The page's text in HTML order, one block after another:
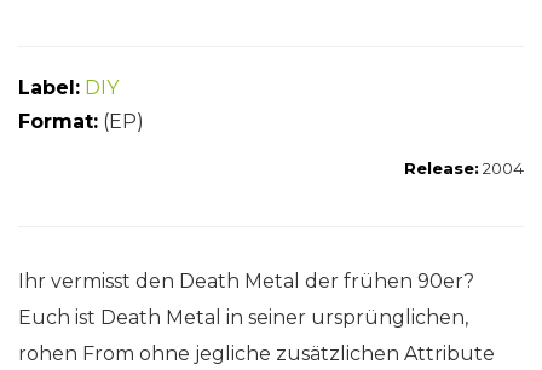
Label: DIY
Format: (EP)
Release: 2004
Ihr vermisst den Death Metal der frühen 90er?
Euch ist Death Metal in seiner ursprünglichen,
rohen From ohne jegliche zusätzlichen Attribute